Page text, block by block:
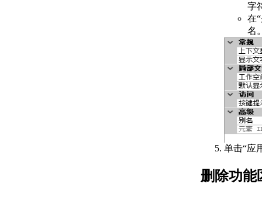
字
在
名
单击“应
删除功能